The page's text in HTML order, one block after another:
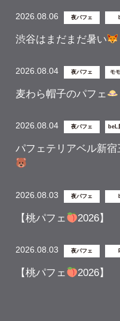
2026.08.06 夜パフェ
渋谷はまだまだ暑い
2026.08.04 夜パフェ モ
麦わら帽子のパフェ
2026.08.04 夜パフェ beL
パフェテリアベル新
2026.08.03 夜パフェ
【桃パフェ 2026】
2026.08.03 夜パフェ
【桃パフェ 2026】